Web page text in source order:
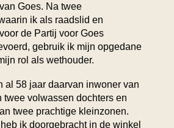
Goes. Na twee
ik als raadslid en
de Partij voor Goes
gebruik ik mijn opgedane
rol als wethouder.
al 58 jaar daarvan inwoner van
twee volwassen dochters en
twee prachtige kleinzonen.
ik doorgebracht in de winkel